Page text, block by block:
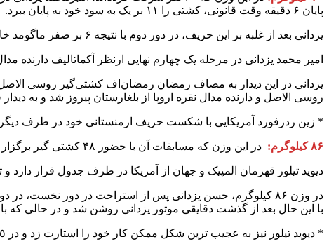
پایان ۶ دقیقه وقت قانونی، کشتی را ۱۱ بر یک به سود خود به پایان ببرد.
یزدانی بعد از غلبه بر این حریف، در دور دوم با نتیجه ۶ بر صفر ماگومد خانیف از آذربایجان را از پیش رو برداشت و راهی مرحله یک چهارم نهایی شد.
امیر محمد یزدانی در مرحله یک چهارم نهایی ارنظر آکماتالیف دارنده مدال نقره و برنز جهان از قرقیزستان را
یزدانی در این دیدار به مصاف رمضان رمضان‌اف کشتی‌گیر روسی
روسی الاصل و دارنده مدال نقره اروپا از بلغارستان پیروز شد و به دیدار فینال راه یافت. یزدانی توانست ۱۳ بر ۲ به
* زین ردرفورد آمریکایی با شکست حریف ارمنستانی خود در طرف دیگر نیمه
۸۶ کیلوگرم: در این وزن که مسابقات آن با حضور ۴۸ کشتی گیر برگزار می شود، حسن یزدانی پس از استراحت در دور نخست، در دور دوم با لاورنس از استرالیا مبارزه کرد.
دیوید تیلور قهرمان المپیک و جهان از آمریکا در طرف جدول قرار دارد و
در وزن ۸۶ کیلوگرم، حسن یزدانی پس از استراحت در دور نخست،
با اين حال بعد از گذشت دقايقى موتور يزدانى روشن شد و در حالى كه با نتیجه ۸ بر ۲ پيش بود، با ضربه فنی حريفش را
* ديويد تيلور نیز به عجيب ترين شكل ممكن كار خود را استارت زد و در ١٥ ثانيه حريف مراكشى را ضربه كرد تا خيلى به زحمت نيفتد.